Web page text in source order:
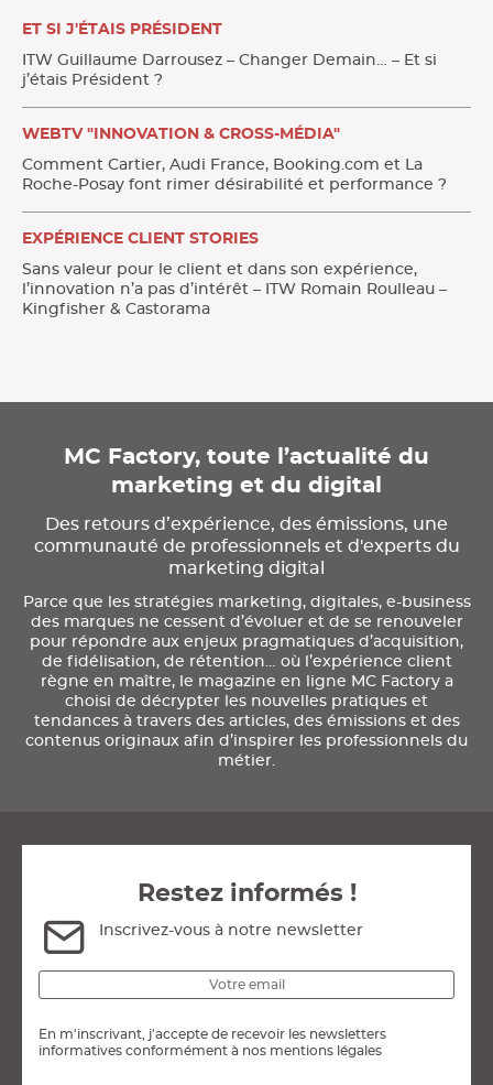
ET SI J'ÉTAIS PRÉSIDENT
ITW Guillaume Darrousez – Changer Demain… – Et si
j’étais Président ?
WEBTV "INNOVATION & CROSS-MÉDIA"
Comment Cartier, Audi France, Booking.com et La
Roche-Posay font rimer désirabilité et performance ?
EXPÉRIENCE CLIENT STORIES
Sans valeur pour le client et dans son expérience,
l’innovation n’a pas d’intérêt – ITW Romain Roulleau –
Kingfisher & Castorama
MC Factory, toute l’actualité du
marketing et du digital
Des retours d’expérience, des émissions, une
communauté de professionnels et d'experts du
marketing digital
Parce que les stratégies marketing, digitales, e-business
des marques ne cessent d’évoluer et de se renouveler
pour répondre aux enjeux pragmatiques d’acquisition,
de fidélisation, de rétention… où l’expérience client
règne en maître, le magazine en ligne MC Factory a
choisi de décrypter les nouvelles pratiques et
tendances à travers des articles, des émissions et des
contenus originaux afin d’inspirer les professionnels du
métier.
Restez informés !
Inscrivez-vous à notre newsletter
En m'inscrivant, j'accepte de recevoir les newsletters
informatives conformément à nos mentions légales